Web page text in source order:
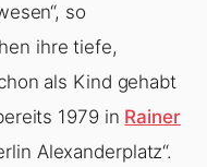
so
ihre tiefe,
als Kind gehabt
1979 in Rainer
Alexanderplatz“.